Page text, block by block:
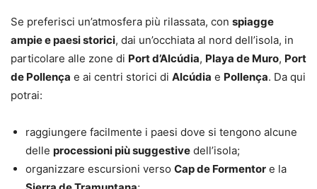
Se preferisci un’atmosfera più rilassata, con spiagge
ampie e paesi storici, dai un’occhiata al nord dell’isola, in
particolare alle zone di Port d’Alcúdia, Playa de Muro, Port
de Pollença e ai centri storici di Alcúdia e Pollença. Da qui
potrai:
raggiungere facilmente i paesi dove si tengono alcune
delle processioni più suggestive dell’isola;
organizzare escursioni verso Cap de Formentor e la